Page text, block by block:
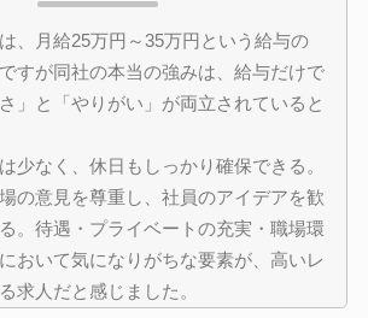
、月給25万円～35万円という給与の
すが同社の本当の強みは、給与だけで
」と「やりがい」が両立されていると
少なく、休日もしっかり確保できる。
の意見を尊重し、社員のアイデアを歓
。待遇・プライベートの充実・職場環
おいて気になりがちな要素が、高いレ
求人だと感じました。